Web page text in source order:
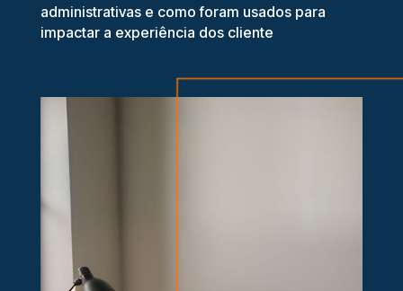
administrativas e como foram usados para
impactar a experiência dos cliente